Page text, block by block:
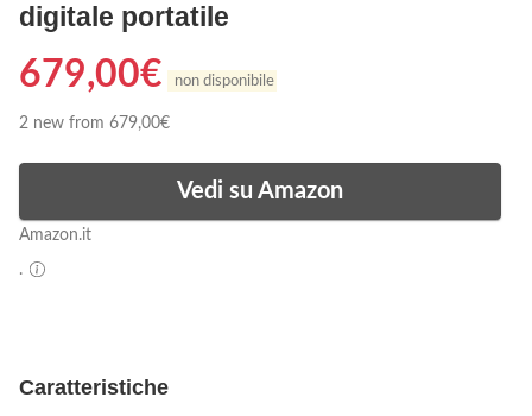
digitale portatile
679,00€ non disponibile
2 new from 679,00€
Vedi su Amazon
Amazon.it
.
Caratteristiche